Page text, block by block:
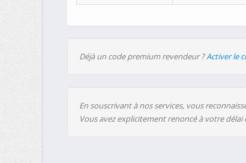
Déjà un code premium revendeur ?Activer le
En souscrivant à nos services, vous
Vous avez explicitement renoncé à votre